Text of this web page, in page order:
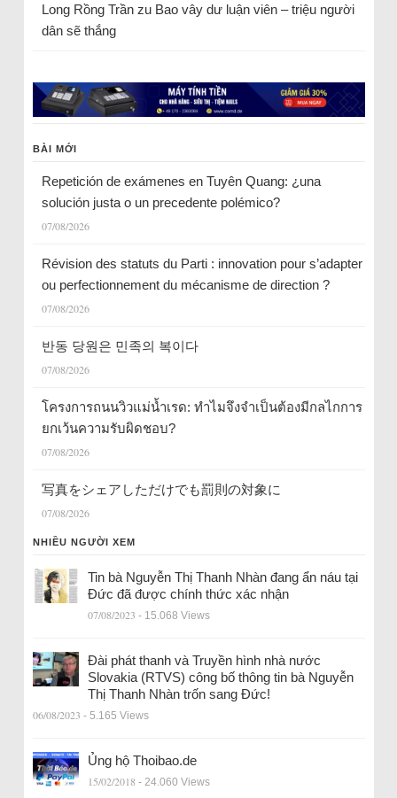
Long Rồng Trầnzu Bao vây dư luận viên – triệu người
dân sẽ thắng
BÀI MỚI
Repetición de exámenes en Tuyên Quang: ¿una
solución justa o un precedente polémico?
07/08/2026
Révision des statuts du Parti : innovation pour s’adapter
ou perfectionnement du mécanisme de direction ?
07/08/2026
반동 당원은 민족의 복이다
07/08/2026
โครงการถนนวิวแม่น้ำเรด: ทำไมจึงจำเป็นต้องมีกลไกการ
ยกเว้นความรับผิดชอบ?
07/08/2026
写真をシェアしただけでも罰則の対象に
07/08/2026
NHIỀU NGƯỜI XEM
Tin bà Nguyễn Thị Thanh Nhàn đang ẩn náu tại
Đức đã được chính thức xác nhận
07/08/2023 - 15.068 Views
Đài phát thanh và Truyền hình nhà nước
Slovakia (RTVS) công bố thông tin bà Nguyễn
Thị Thanh Nhàn trốn sang Đức!
06/08/2023 - 5.165 Views
Ủng hộ Thoibao.de
15/02/2018 - 24.060 Views